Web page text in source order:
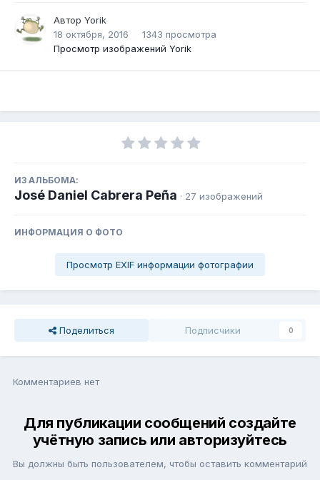
Автор Yorik
18 октября, 2016
1343 просмотра
Просмотр изображений Yorik
ИЗ АЛЬБОМА:
José Daniel Cabrera Peña · 27 изображений
ИНФОРМАЦИЯ О ФОТО
Просмотр EXIF информации фотографии
Поделиться Подписчики 0
Комментариев нет
Для публикации сообщений создайте
учётную запись или авторизуйтесь
Вы должны быть пользователем, чтобы оставить комментарий